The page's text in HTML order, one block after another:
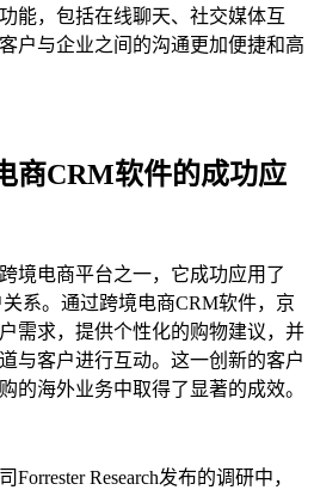
能，包括在线聊天、社交媒体互
户与企业之间的沟通更加便捷和高
商CRM软件的成功应
境电商平台之一，它成功应用了
系。通过跨境电商CRM软件，京
需求，提供个性化的购物建议，并
与客户进行互动。这一创新的客户
的海外业务中取得了显著的成效。
Research发布的调研中，